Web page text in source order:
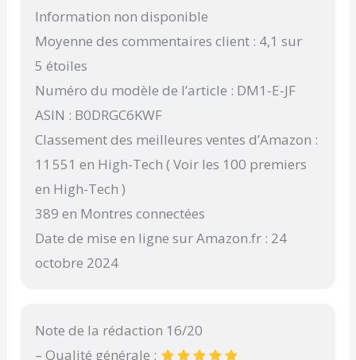
Information non disponible
Moyenne des commentaires client : 4,1 sur
5 étoiles
Numéro du modèle de l’article : DM1-E-JF
ASIN : B0DRGC6KWF
Classement des meilleures ventes d’Amazon :
11 551 en High-Tech ( Voir les 100 premiers
en High-Tech )
389 en Montres connectées
Date de mise en ligne sur Amazon.fr : 24
octobre 2024
Note de la rédaction 16/20
– Qualité générale :